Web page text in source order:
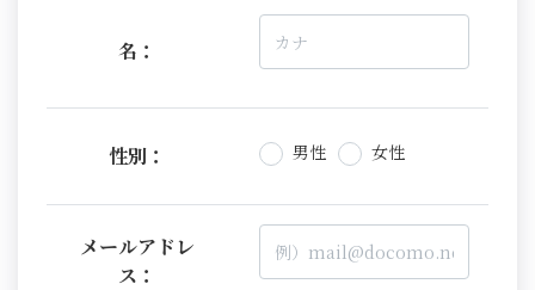
名：
性別： 男性 女性
メールアドレ
ス：